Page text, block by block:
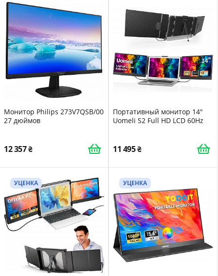
Монитор Philips 273V7QSB/00
27 дюймов
12 357
Портативный монитор 14"
Uomeli S2 Full HD LCD 60Hz
11 495
УЦЕНКА УЦЕНКА